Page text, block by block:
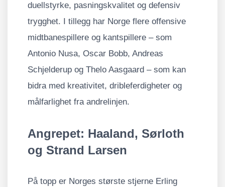
duellstyrke, pasningskvalitet og defensiv
trygghet. I tillegg har Norge flere offensive
midtbanespillere og kantspillere – som
Antonio Nusa, Oscar Bobb, Andreas
Schjelderup og Thelo Aasgaard – som kan
bidra med kreativitet, dribleferdigheter og
målfarlighet fra andrelinjen.
Angrepet: Haaland, Sørloth
og Strand Larsen
På topp er Norges største stjerne Erling